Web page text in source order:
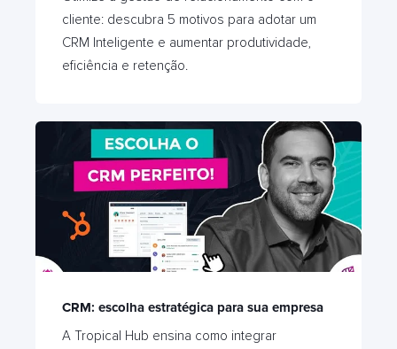
cliente: descubra 5 motivos para adotar um
CRM Inteligente e aumentar produtividade,
eficiência e retenção.
CRM: escolha estratégica para sua empresa
A Tropical Hub ensina como integrar